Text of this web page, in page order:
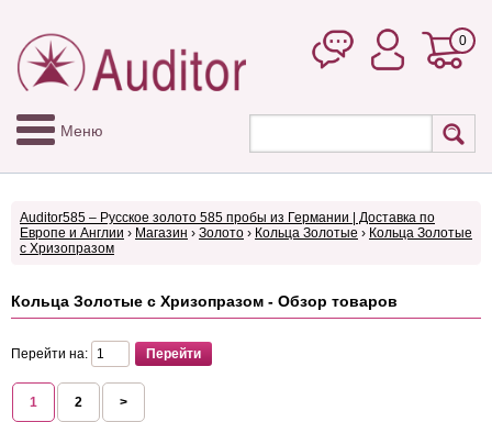
0
Меню
Auditor585 – Русское золото 585 пробы из Германии | Доставка по
Европе и Англии › Магазин › Золото › Кольца Золотые › Кольца Золотые
с Хризопразом
Кольца Золотые с Хризопразом - Обзор товаров
Перейти на:
1 2 >